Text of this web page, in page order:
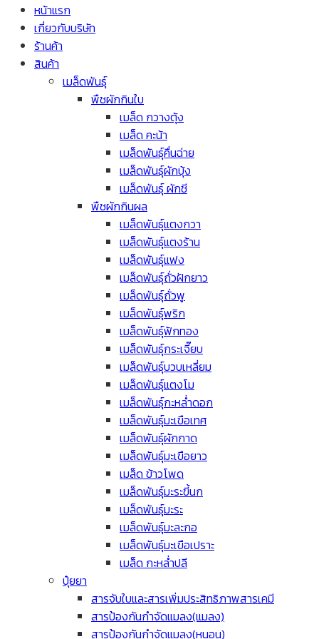
หน้าแรก
เกี่ยวกับบริษัท
ร้านค้า
สินค้า
เมล็ดพันธุ์
พืชผักกินใบ
เมล็ด กวางตุ้ง
เมล็ด คะน้า
เมล็ดพันธุ์คื่นฉ่าย
เมล็ดพันธุ์ผักบุ้ง
เมล็ดพันธุ์ ผักชี
พืชผักกินผล
เมล็ดพันธุ์แตงกวา
เมล็ดพันธุ์แตงร้าน
เมล็ดพันธุ์แฟง
เมล็ดพันธุ์ถั่วฝักยาว
เมล็ดพันธุ์ถั่วพู
เมล็ดพันธุ์พริก
เมล็ดพันธุ์ฟักทอง
เมล็ดพันธุ์กระเจี๊ยบ
เมล็ดพันธุ์บวบเหลี่ยม
เมล็ดพันธุ์แตงโม
เมล็ดพันธุ์กะหล่ำดอก
เมล็ดพันธุ์มะเขือเทศ
เมล็ดพันธุ์ผักกาด
เมล็ดพันธุ์มะเขือยาว
เมล็ด ข้าวโพด
เมล็ดพันธุ์มะระขี้นก
เมล็ดพันธุ์มะระ
เมล็ดพันธุ์มะละกอ
เมล็ดพันธุ์มะเขือเปราะ
เมล็ด กะหล่ำปลี
ปุ๋ยยา
สารจับใบและสารเพิ่มประสิทธิภาพสารเคมี
สารป้องกันกำจัดแมลง(แมลง)
สารป้องกันกำจัดแมลง(หนอน)